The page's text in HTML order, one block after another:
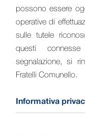
possono essere
operative di
sulle tutele
questi
segnalazione, si
Fratelli Comunello.
Informativa